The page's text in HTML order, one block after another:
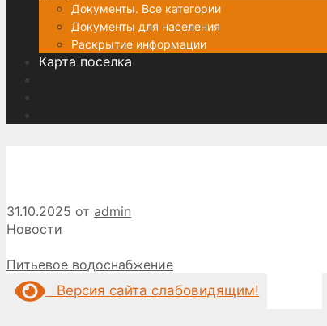
Документы. Все категории
Документы для населения
Раскрытие информации
Карта поселка
31.10.2025 от admin
Рубрики
Новости
Питьевое водоснабжение
Версия сайта слабовидящим!